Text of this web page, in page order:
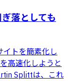
落としても
イトを簡素化し
高速化しようと
Splittは、これ